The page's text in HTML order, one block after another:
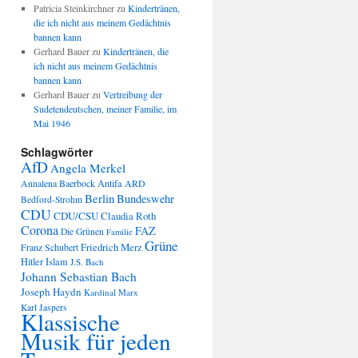
Patricia Steinkirchnerzu Kindertränen,
die ich nicht aus meinem Gedächtnis
bannen kann
Gerhard Bauerzu Kindertränen, die
ich nicht aus meinem Gedächtnis
bannen kann
Gerhard Bauerzu Vertreibung der
Sudetendeutschen, meiner Familie, im
Mai 1946
Schlagwörter
AfDAngela Merkel
Annalena BaerbockAntifa ARD
Bedford-Strohm BerlinBundeswehr
CDUCDU/CSUClaudia Roth
Corona Die Grünen Familie FAZ
Franz SchubertFriedrich MerzGrüne
HitlerIslam J.S. Bach
Johann Sebastian Bach
Joseph Haydn Kardinal Marx
Karl Jaspers
Klassische
Musik für jeden